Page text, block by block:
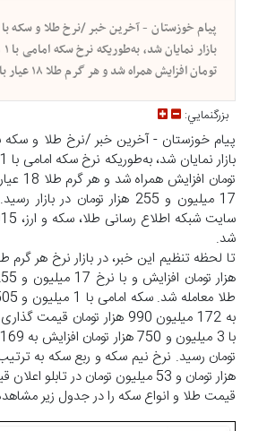
پیام خوزستان - آخرین خبر /نرخ طلا و سکه
تومان افزایش همراه شد و هر گرم طلا ۱۸ عیار با افزایش ...
بزرگنمايي:
پیام خوزستان - آخرین خبر /نرخ طلا و
تومان
17 میلیون و 255 هزار تومان در
شد.
به 172 میلیون 990 هزار تومان
هزار تومان و 53 میلیون تومان در تابلو اعلان قیمت‌ها نمایان شد.
قیمت طلا و انواع سکه را در جدول زیر